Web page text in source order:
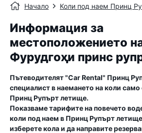
Начало Коли под наем Принц
Информация за
местоположението
Фурудгоҳи принс
Пътеводителят "Car Rental" Принц
специалист в наемането на коли само
Принц Рупърт летище.
Показваме тарифите на повечето
коли под наем в Принц Рупърт летище
изберете кола и да направите